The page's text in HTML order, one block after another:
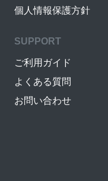
個人情報保護方針
SUPPORT
ご利用ガイド
よくある質問
お問い合わせ